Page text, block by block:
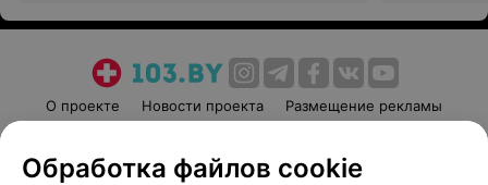
О проекте Новости проекта
Размещение рекламы
Пользовательское соглашение
Способы оплаты
Обработка файлов cookie